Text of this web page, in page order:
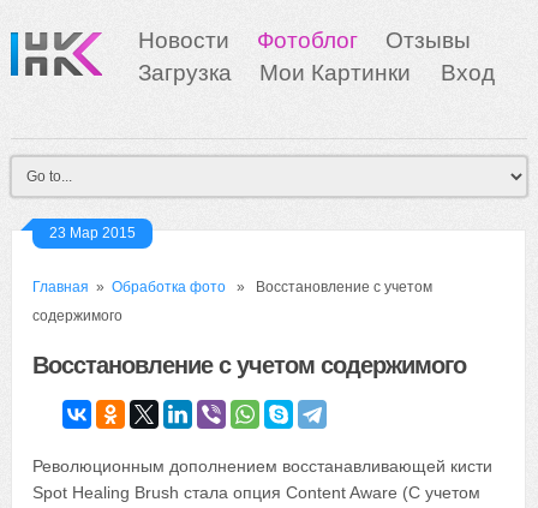
Новости Фотоблог
Отзывы
Загрузка
Мои Картинки Вход
23 Мар 2015
Главная »Обработка фото » Восстановление с учетом
содержимого
Восстановление с учетом содержимого
Революционным дополнением восстанавливающей кисти
Spot Healing Brush стала опция Content Aware (С учетом